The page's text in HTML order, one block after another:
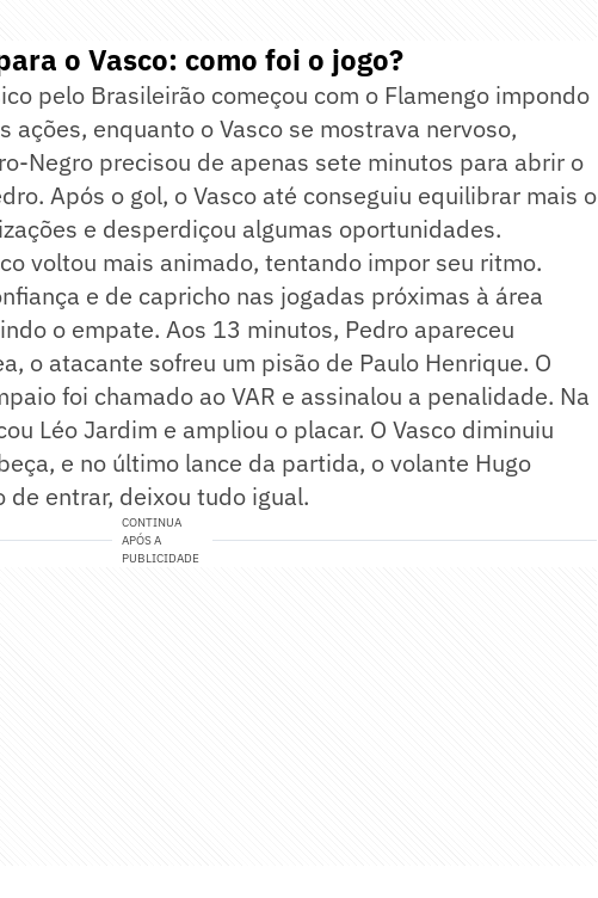
o Vasco: como foi o jogo?
pelo Brasileirão começou com o Flamengo impondo
ações, enquanto o Vasco se mostrava nervoso,
Negro precisou de apenas sete minutos para abrir o
Após o gol, o Vasco até conseguiu equilibrar mais o
e desperdiçou algumas oportunidades.
voltou mais animado, tentando impor seu ritmo.
e de capricho nas jogadas próximas à área
o empate. Aos 13 minutos, Pedro apareceu
o atacante sofreu um pisão de Paulo Henrique. O
foi chamado ao VAR e assinalou a penalidade. Na
Léo Jardim e ampliou o placar. O Vasco diminuiu
e no último lance da partida, o volante Hugo
de entrar, deixou tudo igual.
CONTINUA
APÓS A
PUBLICIDADE